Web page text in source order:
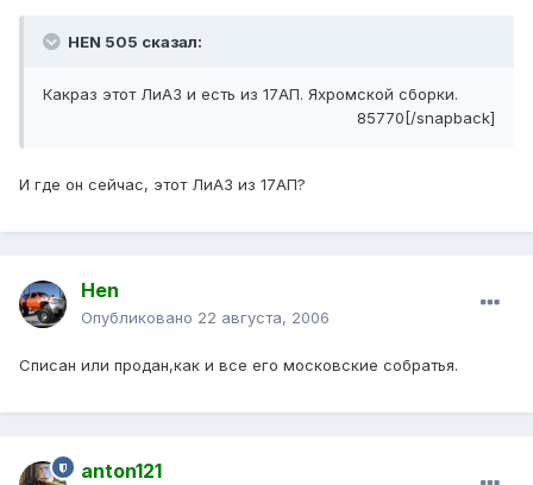
HEN 505 сказал:
Какраз этот ЛиАЗ и есть из 17АП. Яхромской сборки.
85770[/snapback]
И где он сейчас, этот ЛиАЗ из 17АП?
Hen
Опубликовано 22 августа, 2006
Списан или продан,как и все его московские собратья.
anton121